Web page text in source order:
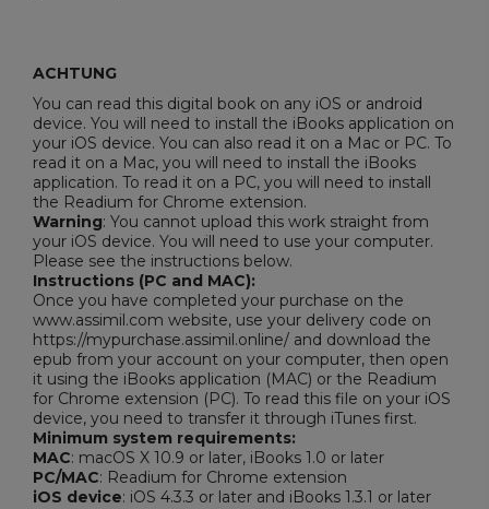
ACHTUNG
You can read this digital book on any iOS or android
device. You will need to install the iBooks application on
your iOS device. You can also read it on a Mac or PC. To
read it on a Mac, you will need to install the iBooks
application. To read it on a PC, you will need to install
the Readium for Chrome extension.
Warning: You cannot upload this work straight from
your iOS device. You will need to use your computer.
Please see the instructions below.
Instructions (PC and MAC):
Once you have completed your purchase on the
www.assimil.com website, use your delivery code on
https://mypurchase.assimil.online/ and download the
epub from your account on your computer, then open
it using the iBooks application (MAC) or the Readium
for Chrome extension (PC). To read this file on your iOS
device, you need to transfer it through iTunes first.
Minimum system requirements:
MAC: macOS X 10.9 or later, iBooks 1.0 or later
PC/MAC: Readium for Chrome extension
iOS device: iOS 4.3.3 or later and iBooks 1.3.1 or later